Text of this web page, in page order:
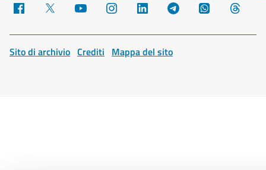
Facebook YouTube Instagram LinkedIn Telegram WhatsApp
Sito di archivio Crediti Mappa del sito